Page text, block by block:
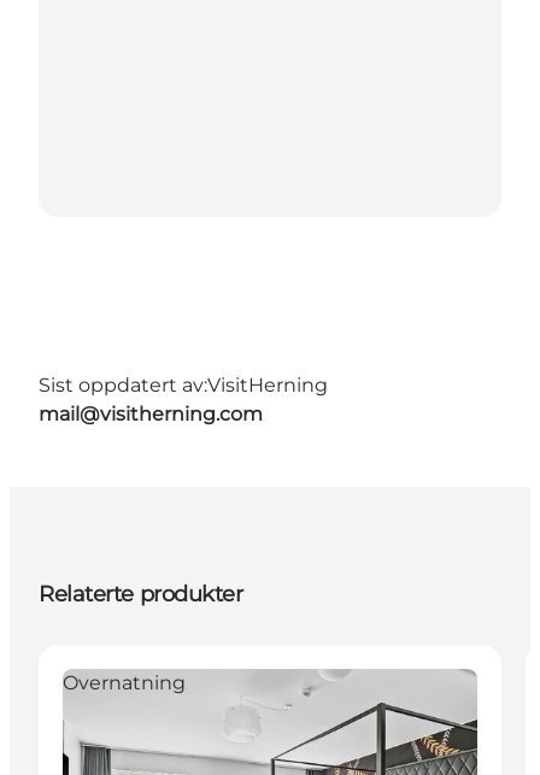
Sist oppdatert av:VisitHerning
mail@visitherning.com
Relaterte produkter
Overnatning